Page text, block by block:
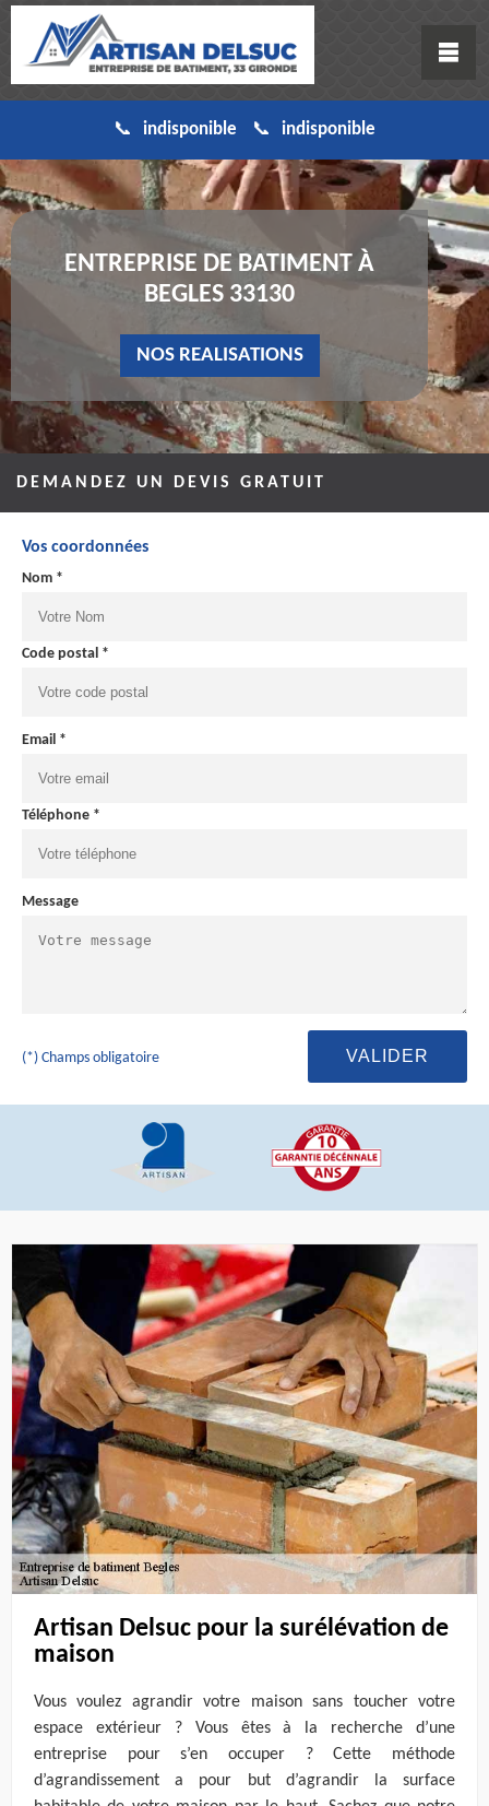
indisponible indisponible
ENTREPRISE DE BATIMENT À
BEGLES 33130
NOS REALISATIONS
DEMANDEZ UN DEVIS GRATUIT
Vos coordonnées
Nom *
Code postal *
Email *
Téléphone *
Message
(*) Champs obligatoire
Artisan Delsuc pour la surélévation de
maison
Vous voulez agrandir votre maison sans toucher votre
espace extérieur ? Vous êtes à la recherche d’une
entreprise pour s’en occuper ? Cette méthode
d’agrandissement a pour but d’agrandir la surface